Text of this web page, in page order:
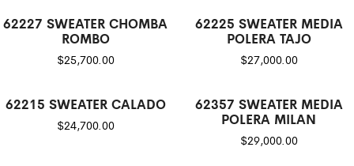
62227 SWEATER CHOMBA
ROMBO
$25,700.00
62225 SWEATER MEDIA
POLERA TAJO
$27,000.00
62215 SWEATER CALADO
$24,700.00
62357 SWEATER MEDIA
POLERA MILAN
$29,000.00